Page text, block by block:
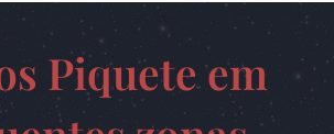
Piquete em